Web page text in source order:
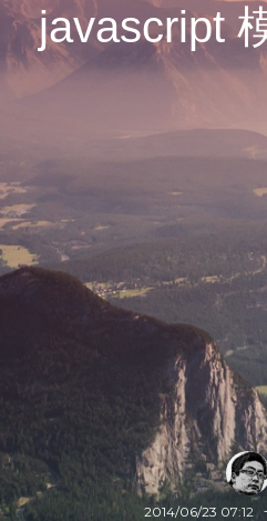
javascript
2014/06/23 07:12